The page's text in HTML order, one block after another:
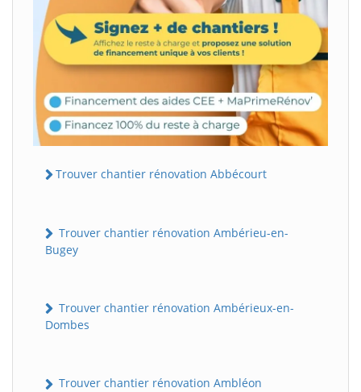
Trouver chantier rénovation Abbécourt
Trouver chantier rénovation Ambérieu-en-
Bugey
Trouver chantier rénovation Ambérieux-en-
Dombes
Trouver chantier rénovation Ambléon